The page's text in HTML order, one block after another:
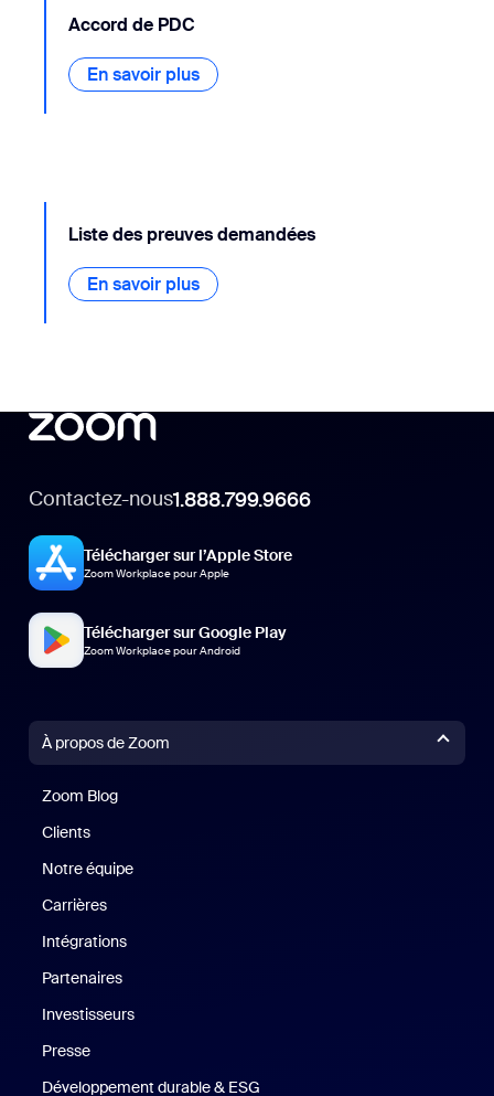
Accord de PDC
En savoir plus En savoir plus
Liste des preuves demandées
En savoir plus En savoir plus
Contactez-nous1.888.799.9666
Télécharger sur l’Apple Store
Zoom Workplace pour Apple
Télécharger sur Google Play
Zoom Workplace pour Android
À propos de Zoom
Zoom Blog
Clients
Notre équipe
Carrières
Intégrations
Partenaires
Investisseurs
Presse
Développement durable & ESG